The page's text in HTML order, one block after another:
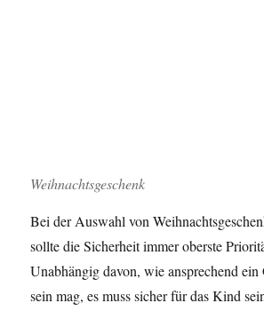
Weihnachtsgeschenk
Bei der Auswahl von
sollte die Sicherheit immer oberste
Unabhängig davon, wie ansprechend ein
sein mag, es muss sicher für das Kind